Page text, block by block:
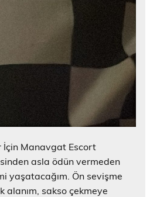
Manavgat Escort
asla ödün vermeden
yaşatacağım. Ön sevişme
alanım, sakso çekmeye